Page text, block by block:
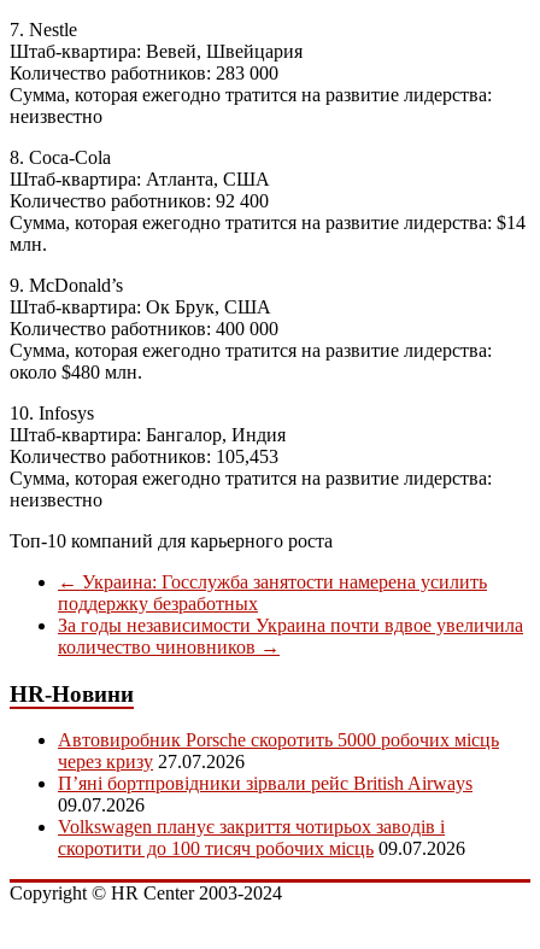
7. Nestle
Штаб-квартира: Вевей, Швейцария
Количество работников: 283 000
Сумма, которая ежегодно тратится на развитие лидерства:
неизвестно
8. Coca-Cola
Штаб-квартира: Атланта, США
Количество работников: 92 400
Сумма, которая ежегодно тратится на развитие лидерства: $14
млн.
9. McDonald’s
Штаб-квартира: Ок Брук, США
Количество работников: 400 000
Сумма, которая ежегодно тратится на развитие лидерства:
около $480 млн.
10. Infosys
Штаб-квартира: Бангалор, Индия
Количество работников: 105,453
Сумма, которая ежегодно тратится на развитие лидерства:
неизвестно
Топ-10 компаний для карьерного роста
← Украина: Госслужба занятости намерена усилить
поддержку безработных
За годы независимости Украина почти вдвое увеличила
количество чиновников →
HR-Новини
Автовиробник Porsche скоротить 5000 робочих місць
через кризу 27.07.2026
П’яні бортпровідники зірвали рейс British Airways
09.07.2026
Volkswagen планує закриття чотирьох заводів і
скоротити до 100 тисяч робочих місць 09.07.2026
Copyright © HR Center 2003-2024